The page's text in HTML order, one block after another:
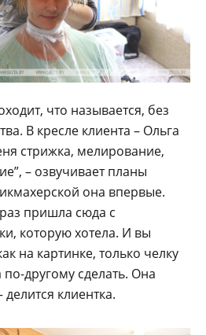
что называется, без
В кресле клиента – Ольга
стрижка, мелирование,
– озвучивает планы
она впервые.
пришла сюда с
которую хотела. И вы
на картинке, только челку
другому сделать. Она
делится клиентка.